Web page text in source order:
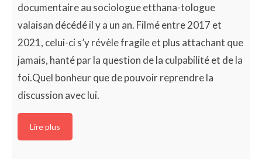
documentaire au sociologue etthana-tologue
valaisan décédé il y a un an. Filmé entre 2017 et
2021, celui-ci s’y révèle fragile et plus attachant que
jamais, hanté par la question de la culpabilité et de la
foi.Quel bonheur que de pouvoir reprendre la
discussion avec lui.
Lire plus